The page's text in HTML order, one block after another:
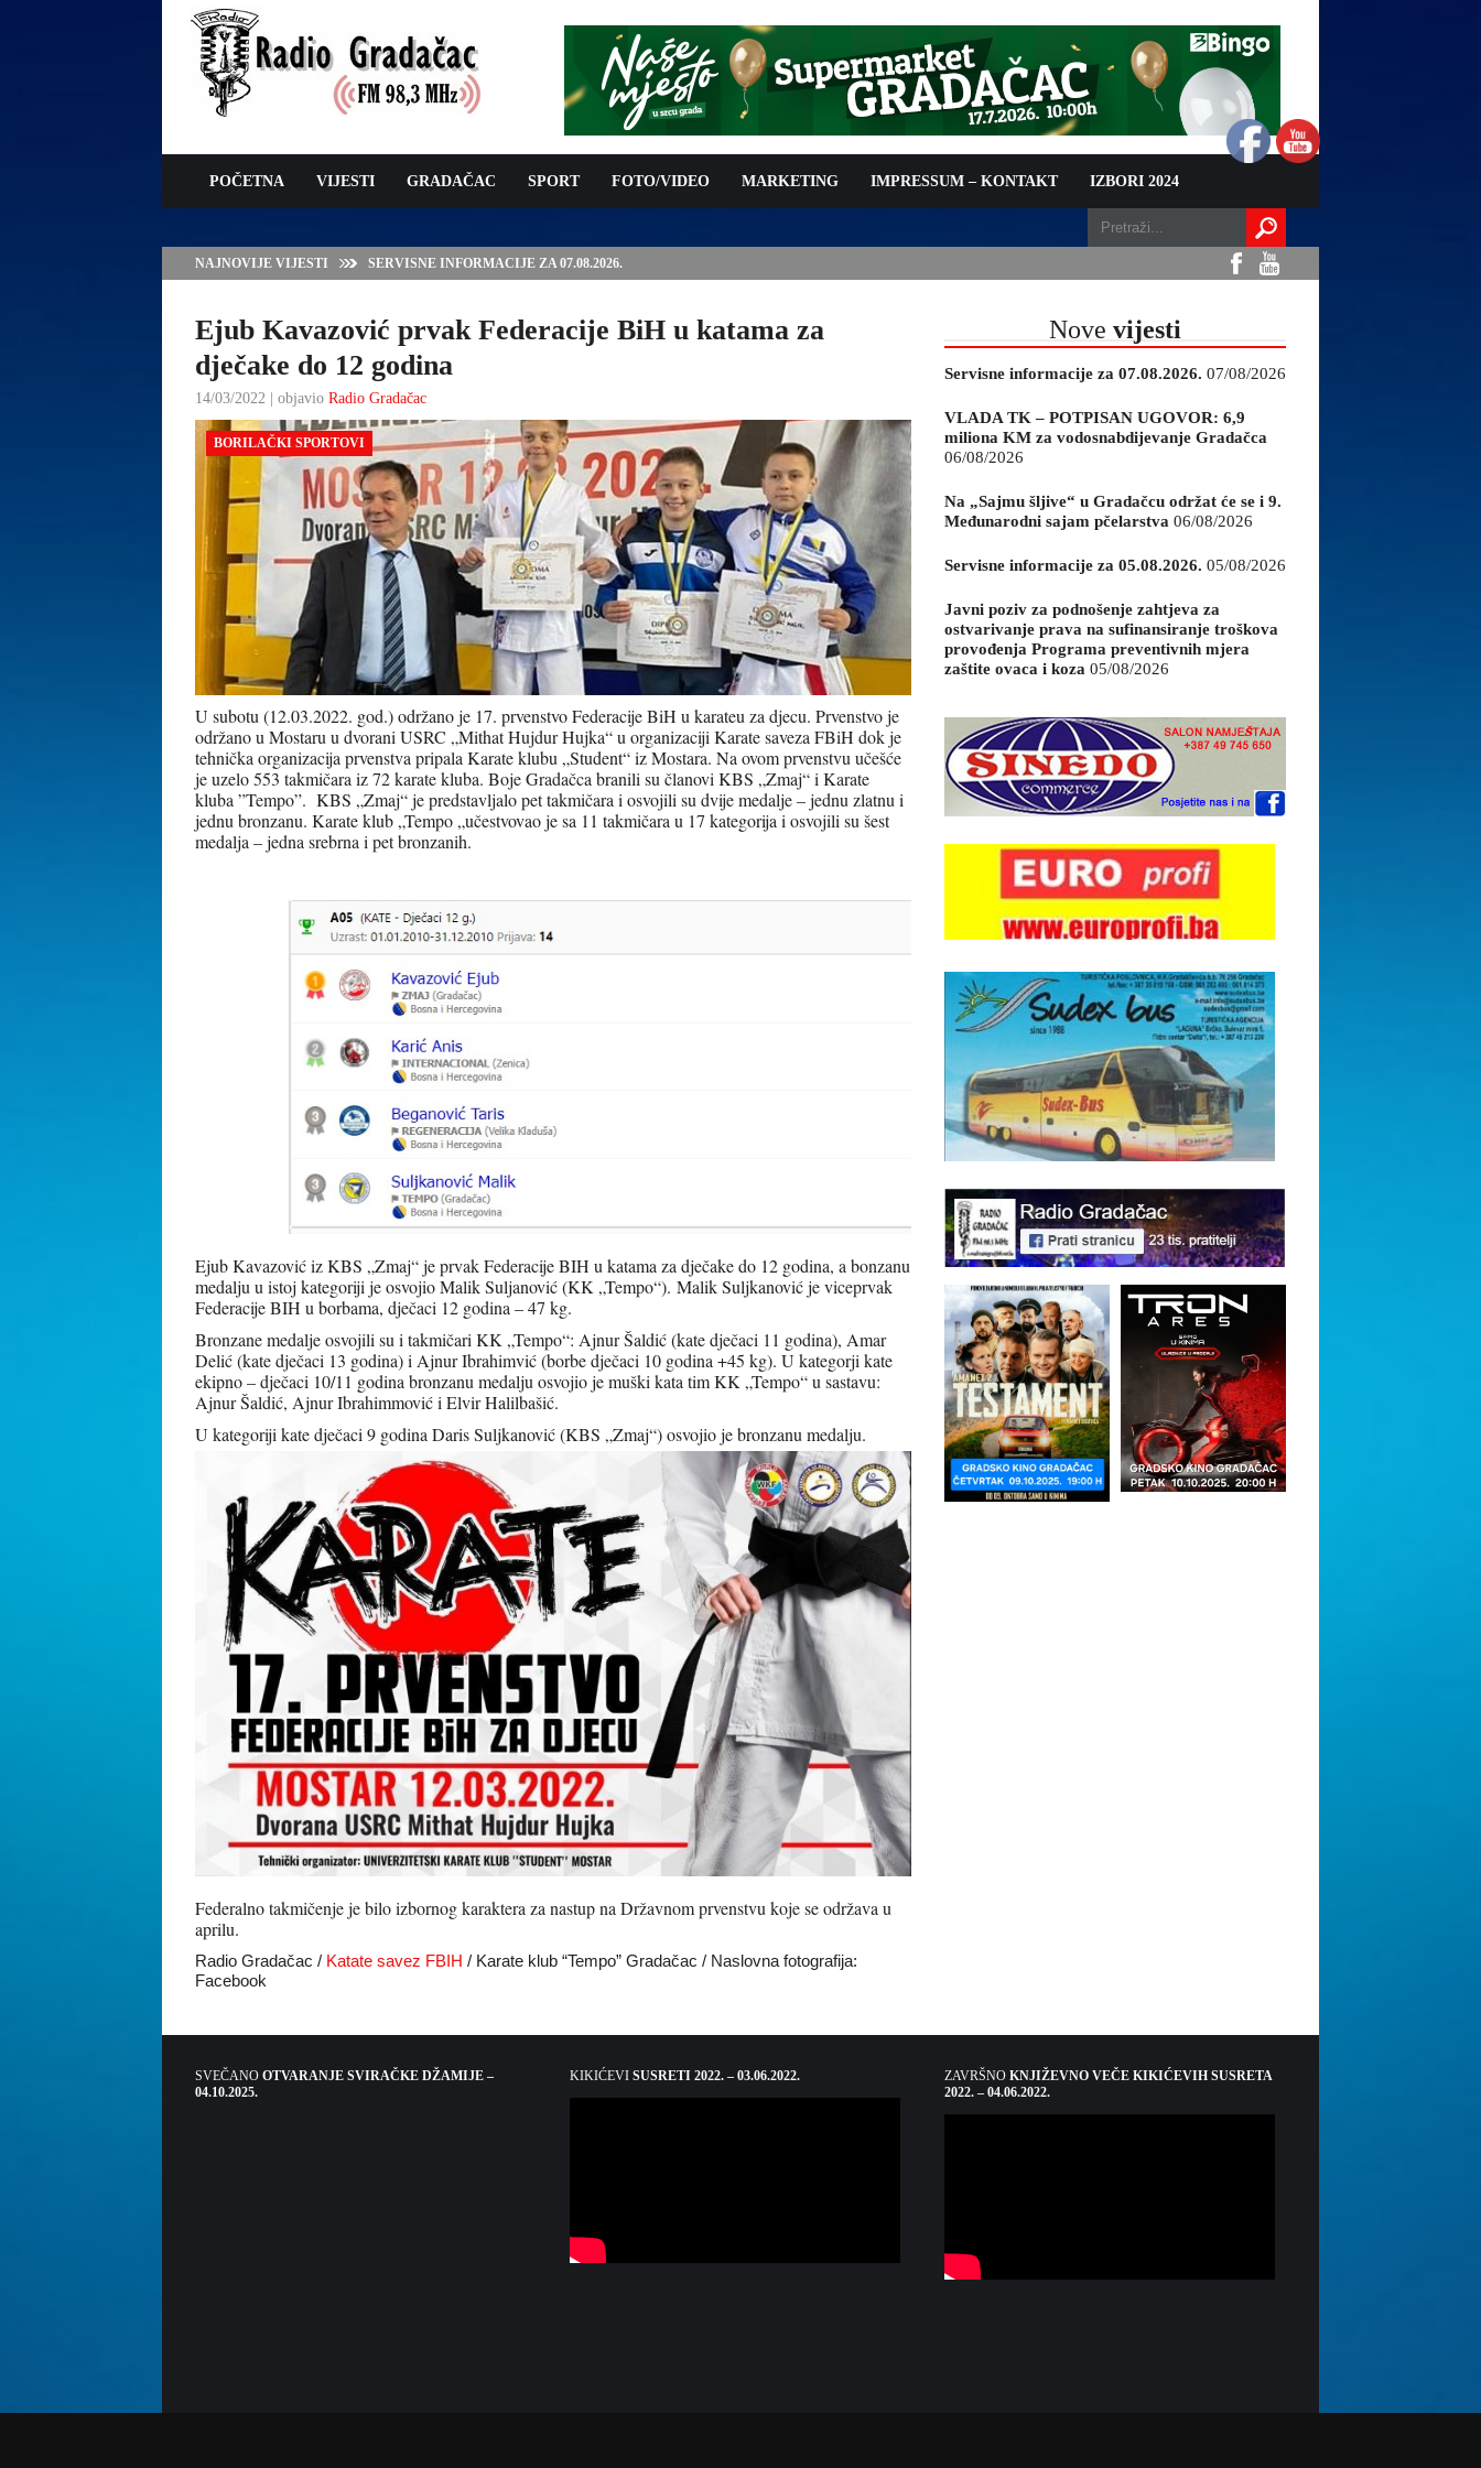
POČETNA VIJESTI GRADAČAC SPORT FOTO/VIDEO MARKETING IMPRESSUM – KONTAKT IZBORI 2024
NAJNOVIJE VIJESTI
VLADA TK – POTPISAN UGOVOR: 6,9 MILIONA KM ZA VODOSNABDIJEVANJE
GRADAČCA
Ejub Kavazović prvak Federacije BiH u katama za
dječake do 12 godina
14/03/2022 | objavio Radio Gradačac
BORILAČKI SPORTOVI
U subotu (12.03.2022. god.) održano je 17. prvenstvo Federacije BiH u karateu za djecu. Prvenstvo je
održano u Mostaru u dvorani USRC „Mithat Hujdur Hujka“ u organizaciji Karate saveza FBiH dok je
tehnička organizacija prvenstva pripala Karate klubu „Student“ iz Mostara. Na ovom prvenstvu učešće
je uzelo 553 takmičara iz 72 karate kluba. Boje Gradačca branili su članovi KBS „Zmaj“ i Karate
kluba ”Tempo”. KBS „Zmaj“ je predstavljalo pet takmičara i osvojili su dvije medalje – jednu zlatnu i
jednu bronzanu. Karate klub „Tempo „učestvovao je sa 11 takmičara u 17 kategorija i osvojili su šest
medalja – jedna srebrna i pet bronzanih.
Ejub Kavazović iz KBS „Zmaj“ je prvak Federacije BIH u katama za dječake do 12 godina, a bonzanu
medalju u istoj kategoriji je osvojio Malik Suljanović (KK „Tempo“). Malik Suljkanović je viceprvak
Federacije BIH u borbama, dječaci 12 godina – 47 kg.
Bronzane medalje osvojili su i takmičari KK „Tempo“: Ajnur Šaldić (kate dječaci 11 godina), Amar
Delić (kate dječaci 13 godina) i Ajnur Ibrahimvić (borbe dječaci 10 godina +45 kg). U kategorji kate
ekipno – dječaci 10/11 godina bronzanu medalju osvojio je muški kata tim KK „Tempo“ u sastavu:
Ajnur Šaldić, Ajnur Ibrahimmović i Elvir Halilbašić.
U kategoriji kate dječaci 9 godina Daris Suljkanović (KBS „Zmaj“) osvojio je bronzanu medalju.
Federalno takmičenje je bilo izbornog karaktera za nastup na Državnom prvenstvu koje se održava u
aprilu.
Radio Gradačac / Katate savez FBIH / Karate klub “Tempo” Gradačac / Naslovna fotografija:
Facebook
Nove vijesti
Servisne informacije za 07.08.2026. 07/08/2026
VLADA TK – POTPISAN UGOVOR: 6,9
miliona KM za vodosnabdijevanje Gradačca
06/08/2026
Na „Sajmu šljive“ u Gradačcu održat će se i 9.
Međunarodni sajam pčelarstva 06/08/2026
Servisne informacije za 05.08.2026. 05/08/2026
Javni poziv za podnošenje zahtjeva za
ostvarivanje prava na sufinansiranje troškova
provođenja Programa preventivnih mjera
zaštite ovaca i koza 05/08/2026
SVEČANO OTVARANJE SVIRAČKE DŽAMIJE –
04.10.2025.
KIKIĆEVI SUSRETI 2022. – 03.06.2022. ZAVRŠNO KNJIŽEVNO VEČE KIKIĆEVIH SUSRETA
2022. – 04.06.2022.